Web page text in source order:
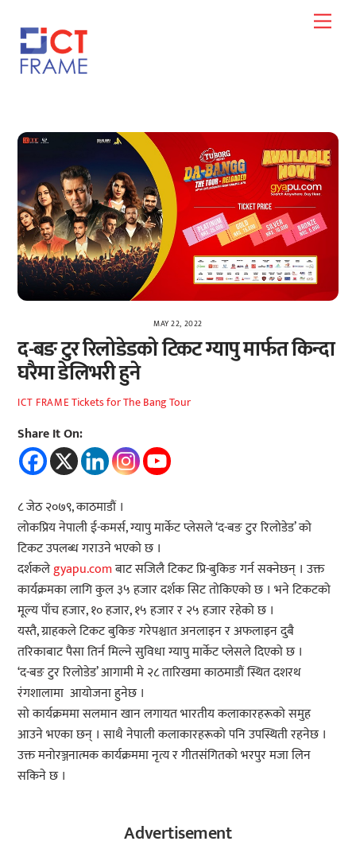
content
MAY 22, 2022
द-बङ टुर रिलोडेडको टिकट ग्यापु मार्फत किन्दा
घरैमा डेलिभरी हुने
ICT FRAMETickets for The Bang Tour
Share It On:
८ जेठ २०७९, काठमाडौं ।
लोकप्रिय नेपाली ई-कमर्स, ग्यापु मार्केट प्लेसले ‘द-बङ टुर रिलोडेड’ को
टिकट उपलब्ध गराउने भएको छ ।
दर्शकलेgyapu.comबाट सजिलै टिकट प्रि-बुकिङ गर्न सक्नेछन् । उक्त
कार्यक्रमका लागि कुल ३५ हजार दर्शक सिट तोकिएको छ । भने टिकटको
मूल्य पाँच हजार, १० हजार, १५ हजार र २५ हजार रहेको छ ।
यस्तै, ग्राहकले टिकट बुकिङ गरेपश्चात अनलाइन र अफलाइन दुबै
तरिकाबाट पैसा तिर्न मिल्ने सुविधा ग्यापु मार्केट प्लेसले दिएको छ ।
‘द-बङ टुर रिलोडेड’ आगामी मे २८ तारिखमा काठमाडौं स्थित दशरथ
रंगशालामा आयोजना हुनेछ ।
सो कार्यक्रममा सलमान खान लगायत भारतीय कलाकारहरूको समुह
आउने भएका छन् । साथै नेपाली कलाकारहरूको पनि उपस्थिती रहनेछ ।
उक्त मनोरञ्जनात्मक कार्यक्रममा नृत्य र गीतसंगितको भरपुर मजा लिन
सकिने छ ।
Advertisement